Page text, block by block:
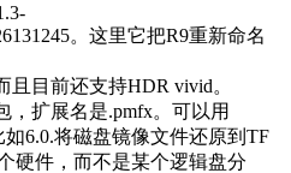
。这里它把R9重新命名
目前还支持HDR vivid。
，扩展名是.pmfx。可以用
6.0.将磁盘镜像文件还原到TF
硬件，而不是某个逻辑盘分